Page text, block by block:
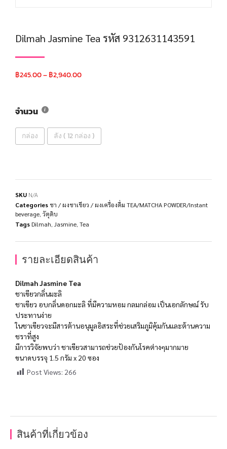
Dilmah Jasmine Tea รหัส 9312631143591
฿245.00–฿2,940.00
จำนวน
กล่อง ลัง ( 12 กล่อง )
SKU N/A
Categories ชา / ผงชาเขียว / ผงเครื่องดื่ม TEA/MATCHA POWDER/Instant
beverage วัตุดิบ
Tags Dilmah Jasmine Tea
รายละเอียดสินค้า
Dilmah Jasmine Tea
ชาเขียวกลิ่นมะลิ
ชาเขียว อบกลิ่นดอกมะลิ ที่มีความหอม กลมกล่อม เป็นเอกลักษณ์ รับ
ประทานง่าย
ในชาเขียวจะมีสารต้านอนุมูลอิสระที่ช่วยเสริมภูมิคุ้มกันและต้านความ
ชราที่สูง
มีการวิจัยพบว่า ชาเขียวสามารถช่วยป้องกันโรคต่างๆมากมาย
ขนาดบรรจุ 1.5 กรัม x 20 ซอง
Post Views: 266
สินค้าที่เกี่ยวข้อง